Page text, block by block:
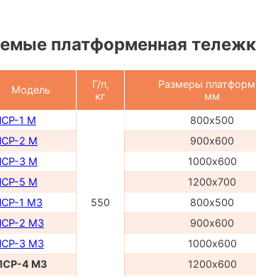
платформенная
Модель
Г/п,
кг
Размеры
мм
1 М
550
800х500
2 М
900х600
3 М
1000х600
5 М
1200х700
1 МЗ
800х500
2 МЗ
900х600
3 МЗ
1000х600
4 МЗ
1200х600